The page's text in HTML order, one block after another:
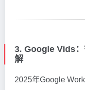
3. Google Vids
解
2025年Google